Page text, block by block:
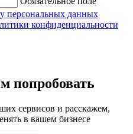
персональных данных
конфиденциальности
попробовать
сервисов и расскажем,
в вашем бизнесе